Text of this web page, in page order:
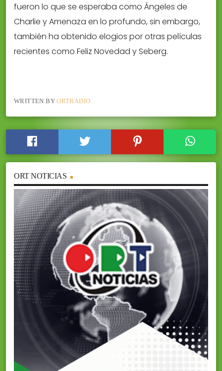
fueron lo que se esperaba como Ángeles de
Charlie y Amenaza en lo profundo, sin embargo,
también ha obtenido elogios por otras películas
recientes como Feliz Novedad y Seberg.
WRITTEN BYORTRADIO
ORT NOTICIAS